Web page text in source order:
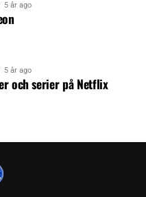
5 år ago
5 år ago
och serier på Netflix